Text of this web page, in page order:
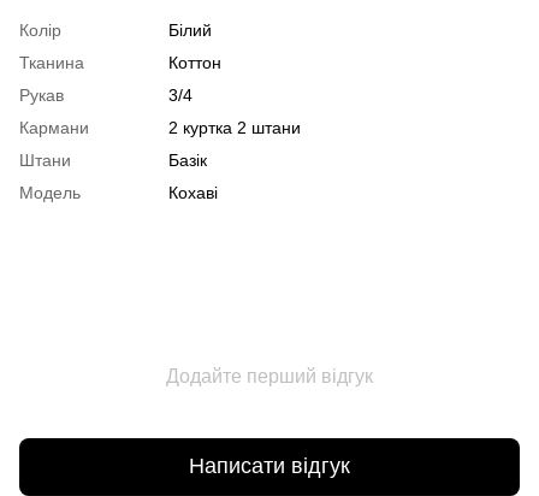
Колір
Білий
Тканина
Коттон
Рукав
3/4
Кармани
2 куртка 2 штани
Штани
Базік
Модель
Кохаві
Додайте перший відгук
Написати відгук